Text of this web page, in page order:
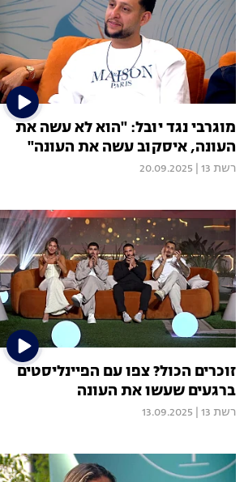
מוגרבי נגד יובל: "הוא לא עשה את
העונה, איסקוב עשה את העונה"
רשת 13 20.09.2025
זוכרים הכול? צפו עם הפיינליסטים
ברגעים שעשו את העונה
רשת 13 13.09.2025